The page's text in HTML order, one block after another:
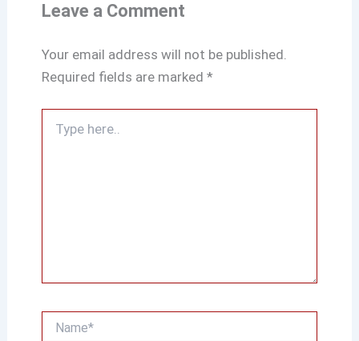
Leave a Comment
Your email address will not be published.
Required fields are marked *
here..